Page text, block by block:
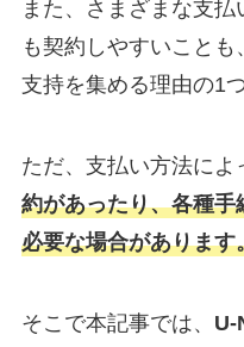
また、さまざまな支
も契約しやすいこと
支持を集める理由の1
ただ、支払い方法によ
約があったり、各種
必要な場合があります
そこで本記事では、 U-